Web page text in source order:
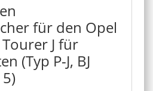
für den Opel
J für
(Typ P-J, BJ